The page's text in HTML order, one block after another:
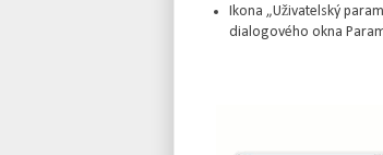
Ikona „Uživatelský
dialogového okna